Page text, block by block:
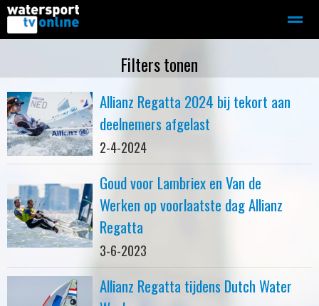
Motorboot-sloep Adverteren
Home
Filters tonen
Allianz Regatta 2024 bij tekort aan
deelnemers afgelast
2-4-2024
Goud voor Lambriex en Van de
Werken op voorlaatste dag Allianz
Regatta
3-6-2023
Allianz Regatta tijdens Dutch Water